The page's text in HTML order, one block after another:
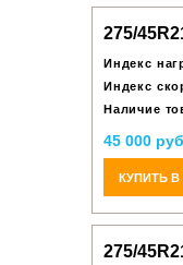
275/
Индекс
Индекс
Наличие
45 000
КУПИТЬ В
275/